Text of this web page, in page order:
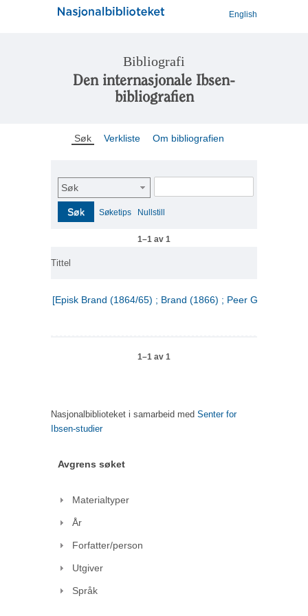
English
Bibliografi
Den internasjonale Ibsen-
bibliografien
Søk Verkliste Om bibliografien
Søk
Søk Søketips Nullstill
1–1 av 1
Tittel
[Episk Brand (1864/65) ; Brand (1866) ; Peer Gynt (1867)]
1–1 av 1
Nasjonalbiblioteket i samarbeid med Senter for
Ibsen-studier
Avgrens søket
Materialtyper
År
Forfatter/person
Utgiver
Språk